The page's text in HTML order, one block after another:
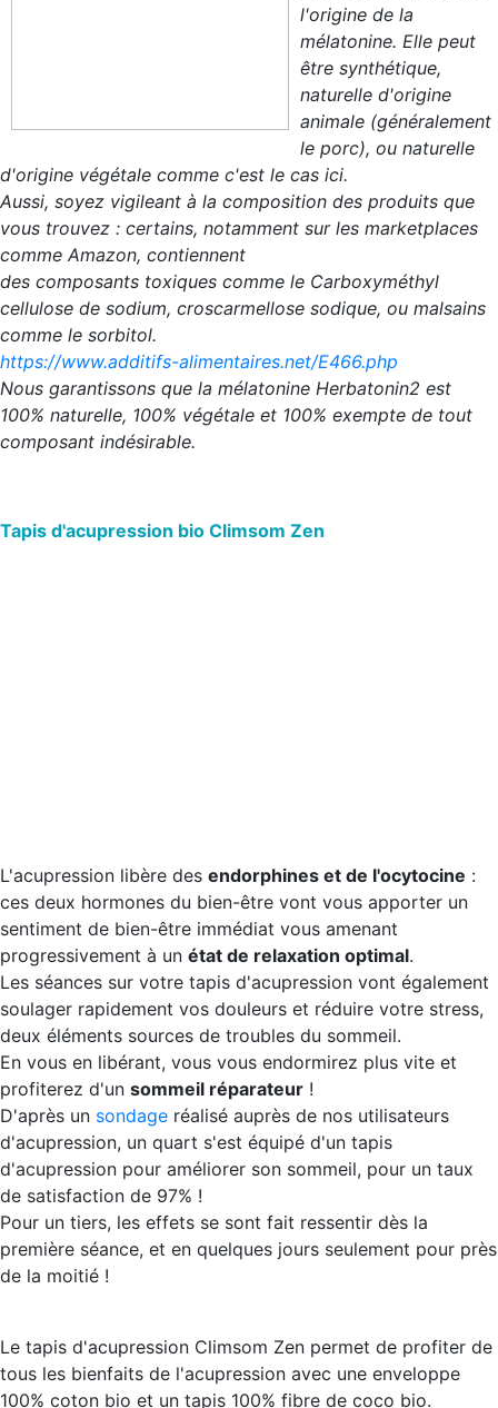
l'origine de la
mélatonine. Elle peut
être synthétique,
naturelle d'origine
animale (généralement
le porc), ou naturelle
d'origine végétale comme c'est le cas ici.
Aussi, soyez vigileant à la composition des produits que
vous trouvez : certains, notamment sur les marketplaces
comme Amazon, contiennent
des composants toxiques comme le Carboxyméthyl
cellulose de sodium, croscarmellose sodique, ou malsains
comme le sorbitol.
https://www.additifs-alimentaires.net/E466.php
Nous garantissons que la mélatonine Herbatonin2 est
100% naturelle, 100% végétale et 100% exempte de tout
composant indésirable.
Tapis d'acupression bio Climsom Zen
L'acupression libère des endorphines et de l'ocytocine :
ces deux hormones du bien-être vont vous apporter un
sentiment de bien-être immédiat vous amenant
progressivement à un état de relaxation optimal.
Les séances sur votre tapis d'acupression vont également
soulager rapidement vos douleurs et réduire votre stress,
deux éléments sources de troubles du sommeil.
En vous en libérant, vous vous endormirez plus vite et
profiterez d'un sommeil réparateur !
D'après un sondage réalisé auprès de nos utilisateurs
d'acupression, un quart s'est équipé d'un tapis
d'acupression pour améliorer son sommeil, pour un taux
de satisfaction de 97% !
Pour un tiers, les effets se sont fait ressentir dès la
première séance, et en quelques jours seulement pour près
de la moitié !
Le tapis d'acupression Climsom Zen permet de profiter de
tous les bienfaits de l'acupression avec une enveloppe
100% coton bio et un tapis 100% fibre de coco bio.